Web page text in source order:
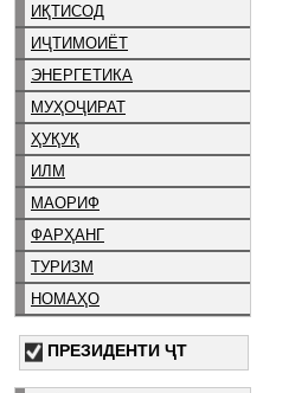
ИҚТИСОД
ИҶТИМОИЁТ
ЭНЕРГЕТИКА
МУҲОҶИРАТ
ҲУҚУҚ
ИЛМ
МАОРИФ
ФАРҲАНГ
ТУРИЗМ
НОМАҲО
ПРЕЗИДЕНТИ ҶТ